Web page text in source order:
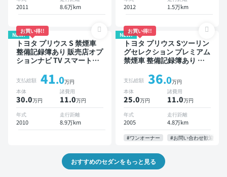
2011 8.6万km 2012 1.5万km
NEW!
お買い得!!
トヨタ プリウス S 禁煙車
整備記録簿あり 販売店オプ
ションナビ TV スマートキ
支払総額 41.0万円
本体
30.0万円
諸費用
11.0万円
年式
2010
走行距離
8.9万km
NEW!
お買い得!!
トヨタ プリウス Sツーリン
グセレクション プレミアム
禁煙車 整備記録簿あり デ
スマートキー ETC バック
モニター
支払総額 36.0万円
本体
25.0万円
諸費用
11.0万円
年式
2005
走行距離
4.8万km
#ワンオーナー #お問い合わせ歓迎
おすすめのセダンをもっと見る